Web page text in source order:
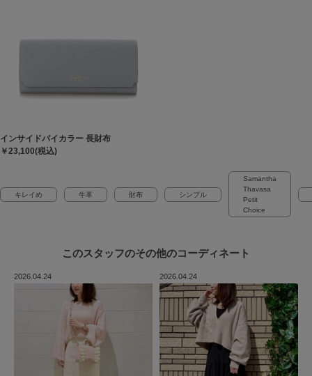
インサイドバイカラー 長財布
￥23,100(税込)
キレイめ 牛革 財布 シンプル
Samantha
Thavasa
Petit
Choice
このスタッフのその他のコーディネート
2026.04.24 2026.04.24